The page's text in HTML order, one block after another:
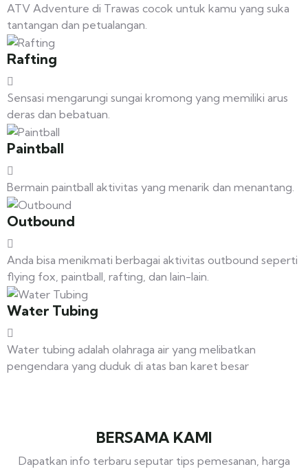
ATV Adventure di Trawas cocok untuk kamu yang suka
tantangan dan petualangan.
Rafting
Sensasi mengarungi sungai kromong yang memiliki arus
deras dan bebatuan.
Paintball
Bermain paintball aktivitas yang menarik dan menantang.
Outbound
Anda bisa menikmati berbagai aktivitas outbound seperti
flying fox, paintball, rafting, dan lain-lain.
Water Tubing
Water tubing adalah olahraga air yang melibatkan
pengendara yang duduk di atas ban karet besar
BERSAMA KAMI
Dapatkan info terbaru seputar tips pemesanan, harga